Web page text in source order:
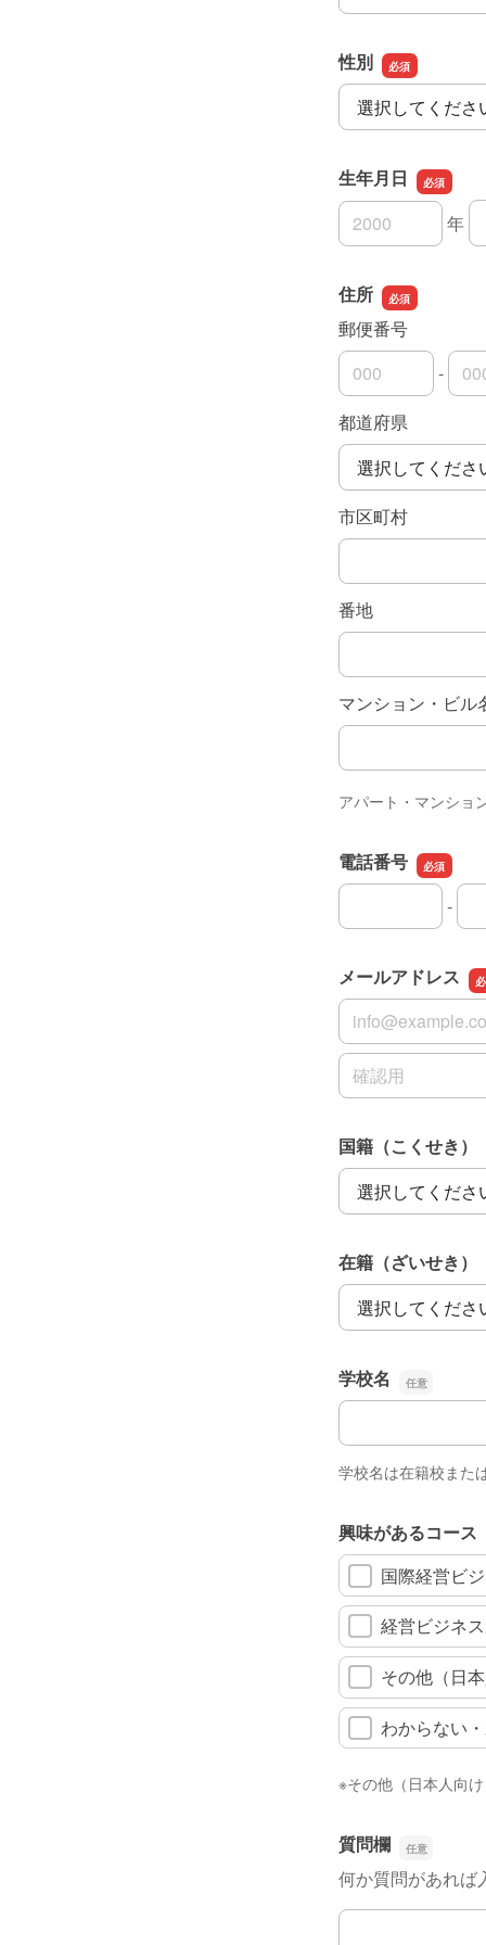
性別
性別
生年月日
生年月日の年 年
生年月日の月
生年月日の日
住所
郵便番号
郵便番号の上3桁
-
郵便番号の下4桁
都道府県
市区町村
番地
マンション・ビル
アパート・マンショ
電話番号
電話番号の市外局
-
電話番号の市内局
電話番号の加入者
メールアドレス
メールアドレス
メールアドレスの
国籍（こくせき）
国籍（こくせき）
在籍（ざいせき）
在籍（ざいせき）
学校名
学校名
学校名は在籍校また
興味があるコース
国際経営ビ
経営ビジネ
その他（日
わからない
※その他（日本人向
質問欄
何か質問があれば
質問欄